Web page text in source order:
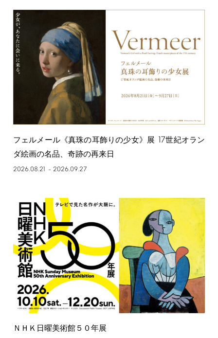
フェルメール《真珠の耳飾りの少女》展 17世紀オラン
ダ絵画の名品、奇跡の再来日
2026.08.21 – 2026.09.27
ＮＨＫ日曜美術館５０年展